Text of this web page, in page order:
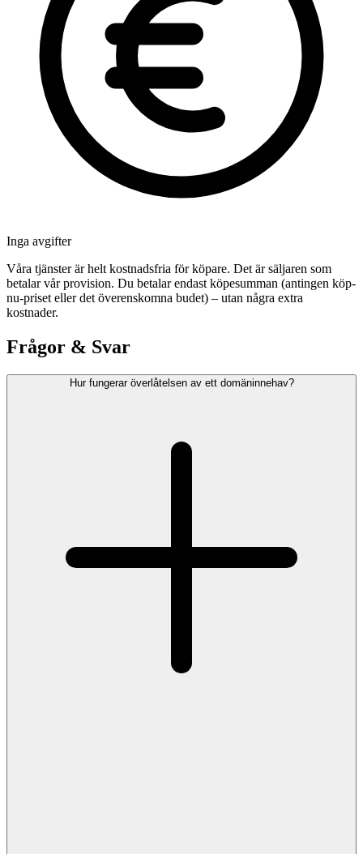
Inga avgifter
Våra tjänster är helt kostnadsfria för köpare. Det är säljaren som
betalar vår provision. Du betalar endast köpesumman (antingen köp-
nu-priset eller det överenskomna budet) – utan några extra
kostnader.
Frågor & Svar
Hur fungerar överlåtelsen av ett domäninnehav?